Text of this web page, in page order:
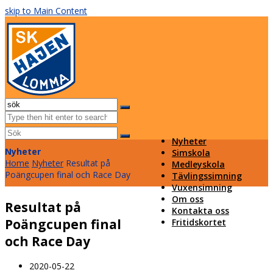
skip to Main Content
Facebook
Instagram
Email
Open
Mobile
Menu
Nyheter
Simskola
Medleyskola
Tävlingssimning
Vuxensimning
Om oss
Kontakta oss
Fritidskortet
Sök
Submit
Nyheter
Home Nyheter Resultat på
Poängcupen final och Race Day
Resultat på
Poängcupen final
och Race Day
2020-05-22